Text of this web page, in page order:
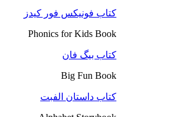
کتاب فونیکس فور کیدز
Phonics for Kids Book
کتاب بیگ فان
Big Fun Book
کتاب داستان الفبت